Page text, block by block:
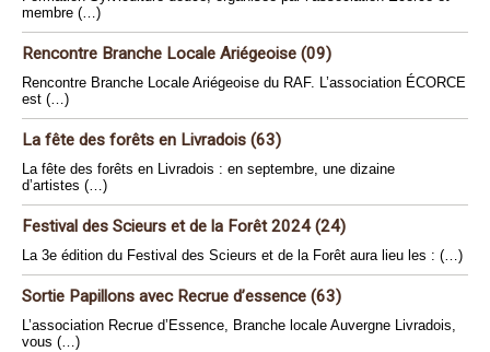
membre (…)
Rencontre Branche Locale Ariégeoise (09)
Rencontre Branche Locale Ariégeoise du RAF. L’association ÉCORCE
est (…)
La fête des forêts en Livradois (63)
La fête des forêts en Livradois : en septembre, une dizaine
d’artistes (…)
Festival des Scieurs et de la Forêt 2024 (24)
La 3e édition du Festival des Scieurs et de la Forêt aura lieu les : (…)
Sortie Papillons avec Recrue d’essence (63)
L’association Recrue d’Essence, Branche locale Auvergne Livradois,
vous (…)